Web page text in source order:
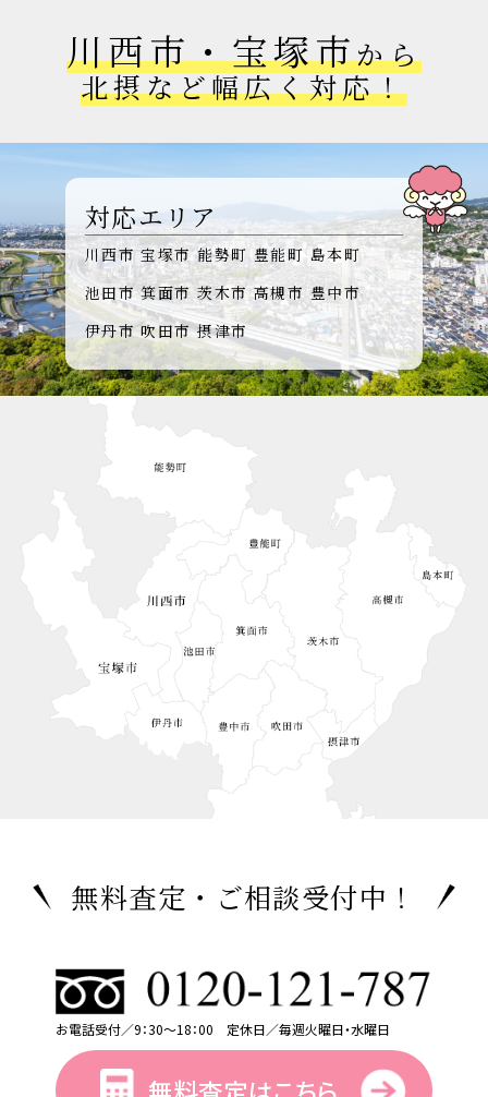
川西市・宝塚市から
北摂など幅広く対応！
対応エリア
川西市 宝塚市 能勢町 豊能町 島本町
池田市 箕面市 茨木市 高槻市 豊中市
伊丹市 吹田市 摂津市
無料査定・ご相談受付中！
お電話受付／9：30～18：00 定休日／毎週火曜日・水曜日